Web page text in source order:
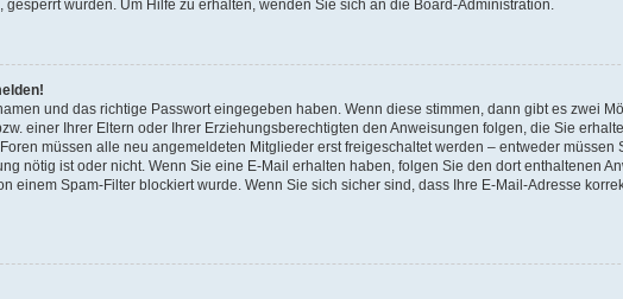
wurden. Um Hilfe zu erhalten, wenden Sie sich an die Board-Administration.
und das richtige Passwort eingegeben haben. Wenn diese stimmen, dann gibt es zwei
einer Ihrer Eltern oder Ihrer Erziehungsberechtigten den Anweisungen folgen, die Sie
müssen alle neu angemeldeten Mitglieder erst freigeschaltet werden – entweder
nötig ist oder nicht. Wenn Sie eine E-Mail erhalten haben, folgen Sie den dort enthaltenen
einem Spam-Filter blockiert wurde. Wenn Sie sich sicher sind, dass Ihre E-Mail-Adresse